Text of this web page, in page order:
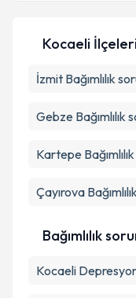
Kişisel
kapsamda
Kocaeli İlçeleri
İzmit Bağımlılık
Gebze Bağımlılık
Kartepe
Çayırova
Bağımlılık
Kocaeli